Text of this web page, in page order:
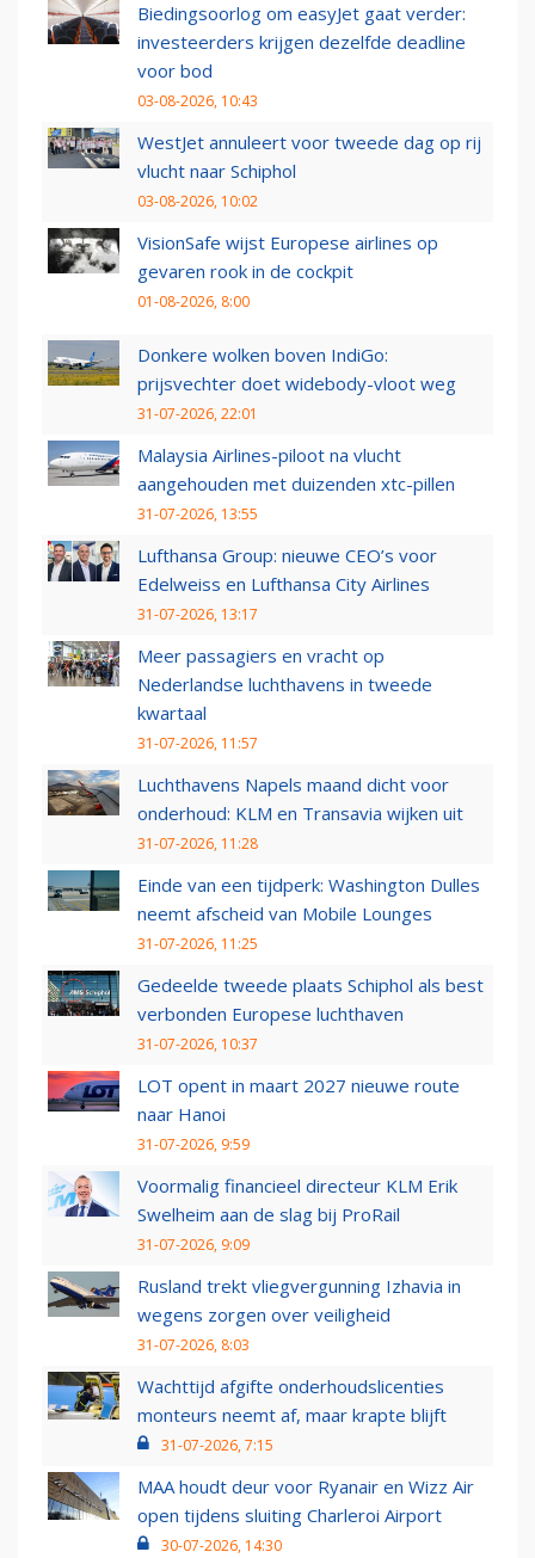
Biedingsoorlog om easyJet gaat verder:
investeerders krijgen dezelfde deadline
voor bod
03-08-2026, 10:43
WestJet annuleert voor tweede dag op rij
vlucht naar Schiphol
03-08-2026, 10:02
VisionSafe wijst Europese airlines op
gevaren rook in de cockpit
01-08-2026, 8:00
Donkere wolken boven IndiGo:
prijsvechter doet widebody-vloot weg
31-07-2026, 22:01
Malaysia Airlines-piloot na vlucht
aangehouden met duizenden xtc-pillen
31-07-2026, 13:55
Lufthansa Group: nieuwe CEO’s voor
Edelweiss en Lufthansa City Airlines
31-07-2026, 13:17
Meer passagiers en vracht op
Nederlandse luchthavens in tweede
kwartaal
31-07-2026, 11:57
Luchthavens Napels maand dicht voor
onderhoud: KLM en Transavia wijken uit
31-07-2026, 11:28
Einde van een tijdperk: Washington Dulles
neemt afscheid van Mobile Lounges
31-07-2026, 11:25
Gedeelde tweede plaats Schiphol als best
verbonden Europese luchthaven
31-07-2026, 10:37
LOT opent in maart 2027 nieuwe route
naar Hanoi
31-07-2026, 9:59
Voormalig financieel directeur KLM Erik
Swelheim aan de slag bij ProRail
31-07-2026, 9:09
Rusland trekt vliegvergunning Izhavia in
wegens zorgen over veiligheid
31-07-2026, 8:03
Wachttijd afgifte onderhoudslicenties
monteurs neemt af, maar krapte blijft
31-07-2026, 7:15
MAA houdt deur voor Ryanair en Wizz Air
open tijdens sluiting Charleroi Airport
30-07-2026, 14:30